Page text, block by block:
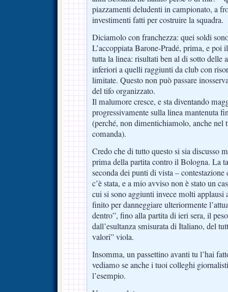
piazzamenti deludenti in campionato, a
investimenti fatti per costruire la squadra.
Diciamolo con franchezza: quei soldi
L’accoppiata Barone-Pradé, prima, e poi
tutta la linea: risultati ben al di sotto delle
inferiori a quelli raggiunti da club con
limitate. Questo non può passare
del tifo organizzato.
Il malumore cresce, e sta diventando
progressivamente sulla linea mantenuta
(perché, non dimentichiamolo, anche nel
comanda).
Credo che di tutto questo si sia discusso
prima della partita contro il Bologna. La
seconda dei punti di vista –
c’è stata, e a mio avviso non è stato un
cui si sono aggiunti invece molti applausi
finito per danneggiare ulteriormente
dentro”, fino alla partita di ieri sera, il
dall’esultanza smisurata di Italiano, del
valori” viola.
Insomma, un passettino avanti tu l’hai
vediamo se anche i tuoi colleghi
l’esempio.